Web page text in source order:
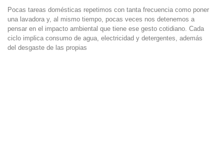
Pocas tareas domésticas repetimos con tanta frecuencia como poner
una lavadora y, al mismo tiempo, pocas veces nos detenemos a
pensar en el impacto ambiental que tiene ese gesto cotidiano. Cada
ciclo implica consumo de agua, electricidad y detergentes, además
del desgaste de las propias